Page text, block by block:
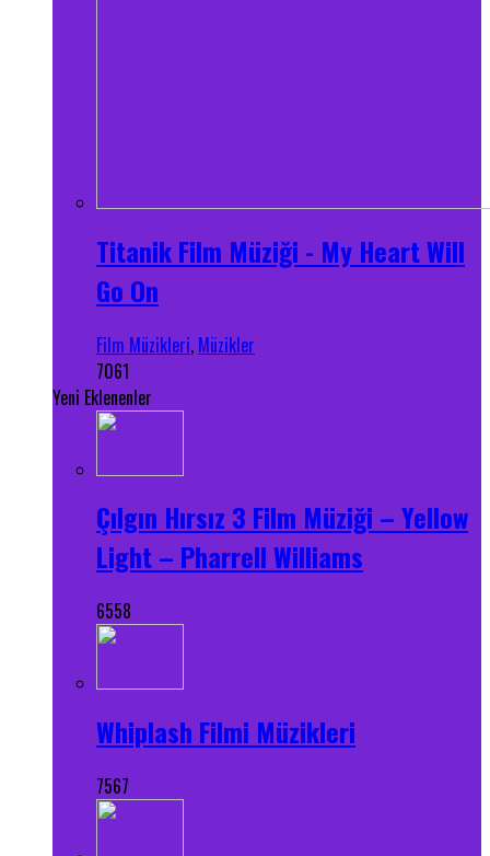
Titanik Film Müziği - My Heart Will
Go On
Film Müzikleri, Müzikler
7061
Yeni Eklenenler
Çılgın Hırsız 3 Film Müziği – Yellow
Light – Pharrell Williams
6558
Whiplash Filmi Müzikleri
7567